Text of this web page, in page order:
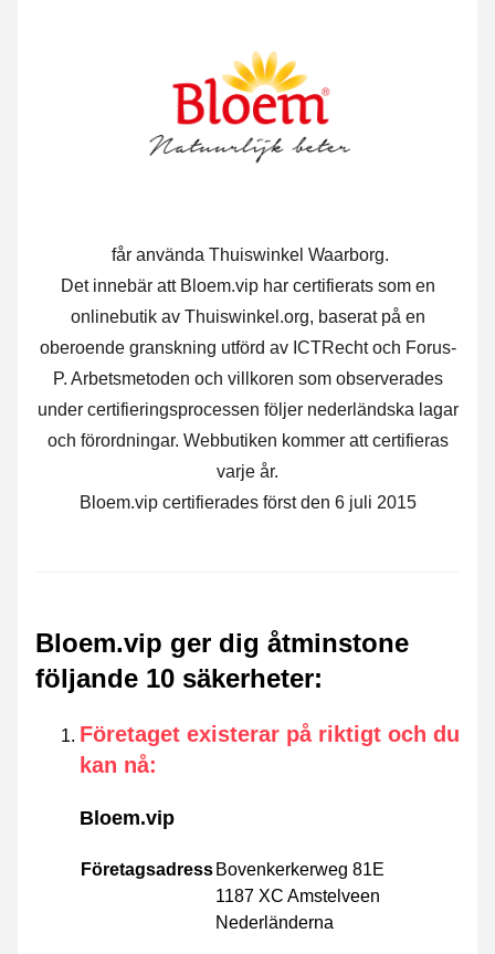
får använda Thuiswinkel Waarborg.
Det innebär att Bloem.vip har certifierats som en
onlinebutik av Thuiswinkel.org, baserat på en
oberoende granskning utförd av ICTRecht och Forus-
P. Arbetsmetoden och villkoren som observerades
under certifieringsprocessen följer nederländska lagar
och förordningar. Webbutiken kommer att certifieras
varje år.
Bloem.vip certifierades först den 6 juli 2015
Bloem.vip ger dig åtminstone
följande 10 säkerheter:
Företaget existerar på riktigt och du
kan nå:
Bloem.vip
Företagsadress Bovenkerkerweg 81E
1187 XC Amstelveen
Nederländerna